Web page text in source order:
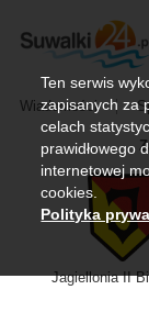
Wiadomości
Jagiellonia II
Ten serwis
zapisanych za
celach
prawidłowego
internetowej
cookies.
Polityka